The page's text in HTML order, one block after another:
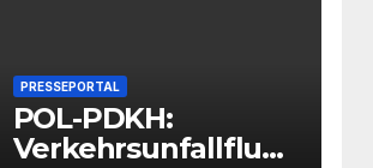
PRESSEPORTAL
POL-PDKH:
Verkehrsunfallfluch